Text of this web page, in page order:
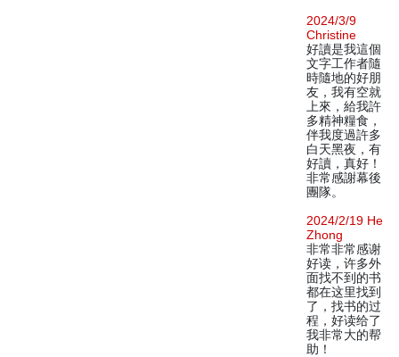
2024/3/9
Christine
好讀是我這個
文字工作者隨
時隨地的好朋
友，我有空就
上來，給我許
多精神糧食，
伴我度過許多
白天黑夜，有
好讀，真好！
非常感謝幕後
團隊。
2024/2/19 He
Zhong
非常非常感谢
好读，许多外
面找不到的书
都在这里找到
了，找书的过
程，好读给了
我非常大的帮
助！